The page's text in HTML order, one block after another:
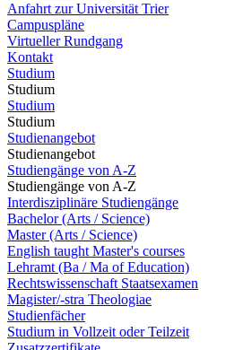
Anfahrt zur Universität Trier
Campuspläne
Virtueller Rundgang
Kontakt
Studium
Studium
Studium
Studium
Studienangebot
Studienangebot
Studiengänge von A-Z
Studiengänge von A-Z
Interdisziplinäre Studiengänge
Bachelor (Arts / Science)
Master (Arts / Science)
English taught Master's courses
Lehramt (Ba / Ma of Education)
Rechtswissenschaft Staatsexamen
Magister/-stra Theologiae
Studienfächer
Studium in Vollzeit oder Teilzeit